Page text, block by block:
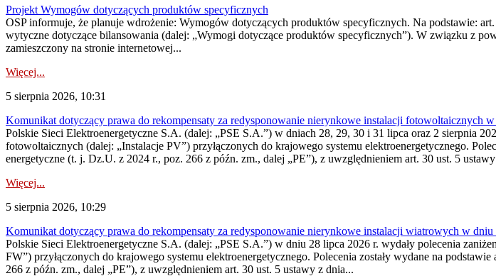
Projekt Wymogów dotyczących produktów specyficznych
OSP informuje, że planuje wdrożenie: Wymogów dotyczących produktów specyficznych. Na podstawie:
wytyczne dotyczące bilansowania (dalej: „Wymogi dotyczące produktów specyficznych”). W związku z
zamieszczony na stronie internetowej...
Więcej...
5 sierpnia 2026, 10:31
Komunikat dotyczący prawa do rekompensaty za redysponowanie nierynkowe instalacji fotowoltaicznych
Polskie Sieci Elektroenergetyczne S.A. (dalej: „PSE S.A.”) w dniach 28, 29, 30 i 31 lipca oraz 2 sierpnia
fotowoltaicznych (dalej: „Instalacje PV”) przyłączonych do krajowego systemu elektroenergetycznego.
energetyczne (t. j. Dz.U. z 2024 r., poz. 266 z późn. zm., dalej „PE”), z uwzględnieniem art. 30 ust. 5
Więcej...
5 sierpnia 2026, 10:29
Komunikat dotyczący prawa do rekompensaty za redysponowanie nierynkowe instalacji wiatrowych w
Polskie Sieci Elektroenergetyczne S.A. (dalej: „PSE S.A.”) w dniu 28 lipca 2026 r. wydały polecenia
FW”) przyłączonych do krajowego systemu elektroenergetycznego. Polecenia zostały wydane na
266 z późn. zm., dalej „PE”), z uwzględnieniem art. 30 ust. 5 ustawy z dnia...